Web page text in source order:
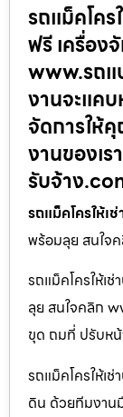
รถแม็คโคร
ฟรี เครื่อง
www.รถแ
งานจะแคบ
จัดการให้
งานของเ
รับจ้าง
รถแม็คโครให้เ
พร้อมลุย สนใจ
รถแม็คโครให้เ
ลุย สนใจคลิก
ขุด ถมที่ ปรับห
รถแม็คโครให้เ
ดิน ด้วยทีมงาน